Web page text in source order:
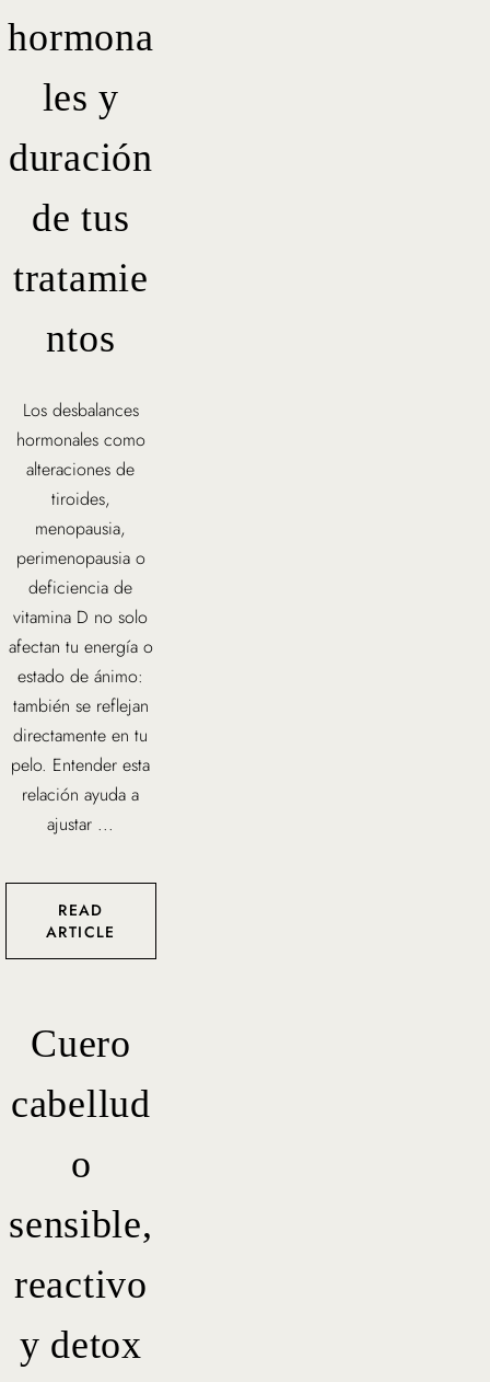
hormona
les y
duración
de tus
tratamie
ntos
Los desbalances
hormonales como
alteraciones de
tiroides,
menopausia,
perimenopausia o
deficiencia de
vitamina D no solo
afectan tu energía o
estado de ánimo:
también se reflejan
directamente en tu
pelo. Entender esta
relación ayuda a
ajustar ...
READ
ARTICLE
Cuero
cabellud
o
sensible,
reactivo
y detox